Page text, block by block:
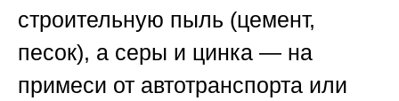
строительную пыль (цемент,
песок), а серы и цинка — на
примеси от автотранспорта или